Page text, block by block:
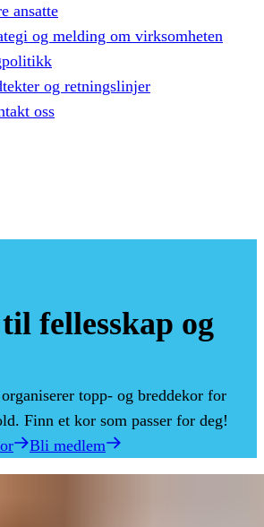
ansatte
og melding om virksomheten
og retningslinjer
oss
til fellesskap og
topp- og breddekor for
Finn et kor som passer for deg!
Bli medlem